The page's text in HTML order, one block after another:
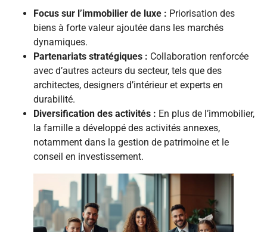
Focus sur l’immobilier de luxe : Priorisation des
biens à forte valeur ajoutée dans les marchés
dynamiques.
Partenariats stratégiques : Collaboration renforcée
avec d’autres acteurs du secteur, tels que des
architectes, designers d’intérieur et experts en
durabilité.
Diversification des activités : En plus de l’immobilier,
la famille a développé des activités annexes,
notamment dans la gestion de patrimoine et le
conseil en investissement.